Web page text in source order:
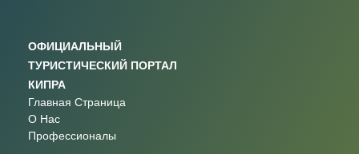
ОФИЦИАЛЬНЫЙ
ТУРИСТИЧЕСКИЙ ПОРТАЛ
КИПРА
Главная Страница
О Нас
Профессионалы